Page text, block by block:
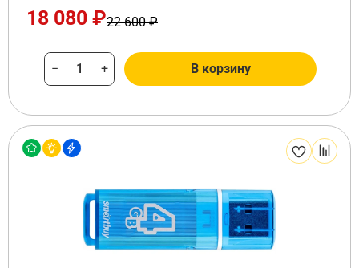
18 080 ₽22 600 ₽
− + В корзину